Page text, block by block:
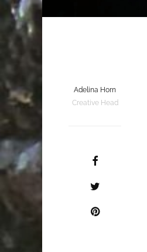
Adelina Horn
Creative Head